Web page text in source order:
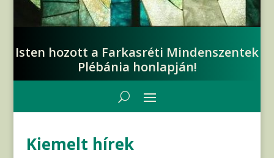
Isten hozott a Farkasréti Mindenszentek
Plébánia honlapján!
Kiemelt hírek